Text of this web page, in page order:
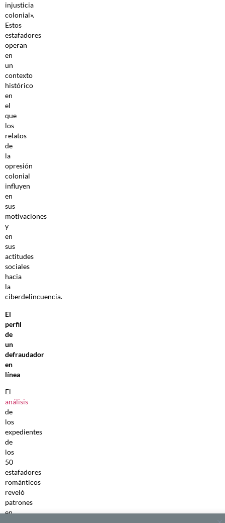
injusticia
colonial».
Estos
estafadores
operan
en
un
contexto
histórico
en
el
que
los
relatos
de
la
opresión
colonial
influyen
en
sus
motivaciones
y
en
sus
actitudes
sociales
hacia
la
ciberdelincuencia.
El
perfil
de
un
defraudador
en
línea
El
análisis
de
los
expedientes
de
los
50
estafadores
románticos
reveló
patrones
en